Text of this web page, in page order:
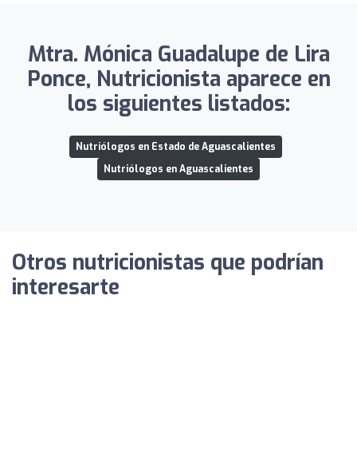
Mtra. Mónica Guadalupe de Lira
Ponce, Nutricionista aparece en
los siguientes listados:
Nutriólogos en Estado de Aguascalientes
Nutriólogos en Aguascalientes
Otros nutricionistas que podrían
interesarte